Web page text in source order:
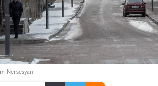
Nersesyan